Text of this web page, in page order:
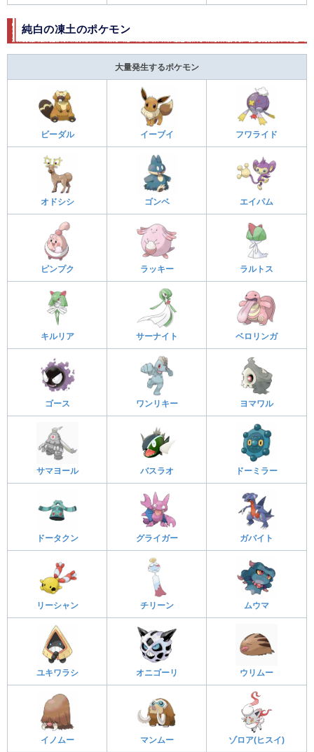
純白の凍土のポケモン
大量発生するポケモン
ビーダル イーブイ フワライド
オドシシ ゴンベ エイパム
ピンプク ラッキー ラルトス
キルリア サーナイト ベロリンガ
ゴース ワンリキー ヨマワル
サマヨール バスラオ ドーミラー
ドータクン グライガー ガバイト
リーシャン チリーン ムウマ
ユキワラシ オニゴーリ ウリムー
イノムー マンムー ゾロア(ヒスイ)